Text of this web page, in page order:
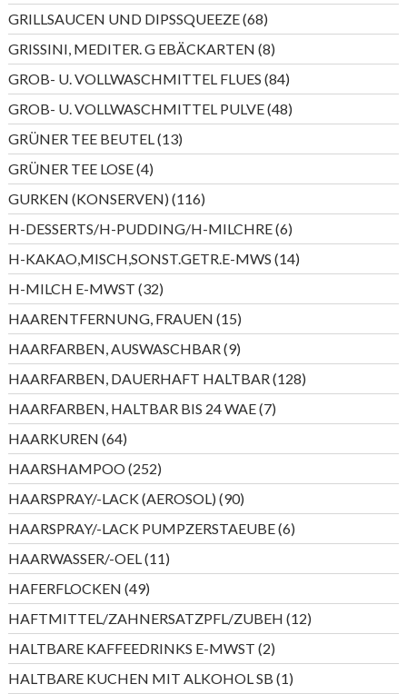
Produkte
GRILLSAUCEN UND DIPSSQUEEZE 6868
Produkte
GRISSINI, MEDITER. G EBÄCKARTEN 88
Produkte
GROB- U. VOLLWASCHMITTEL FLUES 8484
Produkte
GROB- U. VOLLWASCHMITTEL PULVE 4848
Produkte
GRÜNER TEE BEUTEL 1313
Produkte
GRÜNER TEE LOSE 44
Produkte
GURKEN (KONSERVEN) 116116
Produkte
H-DESSERTS/H-PUDDING/H-MILCHRE 66
Produkte
H-KAKAO,MISCH,SONST.GETR.E-MWS 1414
Produkte
H-MILCH E-MWST 3232
Produkte
HAARENTFERNUNG, FRAUEN 1515
Produkte
HAARFARBEN, AUSWASCHBAR 99
Produkte
HAARFARBEN, DAUERHAFT HALTBAR 128128
Produkte
HAARFARBEN, HALTBAR BIS 24 WAE 77
Produkte
HAARKUREN 6464
Produkte
HAARSHAMPOO 252252
Produkte
HAARSPRAY/-LACK (AEROSOL) 9090
Produkte
HAARSPRAY/-LACK PUMPZERSTAEUBE 66
Produkte
HAARWASSER/-OEL 1111
Produkte
HAFERFLOCKEN 4949
Produkte
HAFTMITTEL/ZAHNERSATZPFL/ZUBEH 1212
Produkte
HALTBARE KAFFEEDRINKS E-MWST 22
Produkte
HALTBARE KUCHEN MIT ALKOHOL SB 11